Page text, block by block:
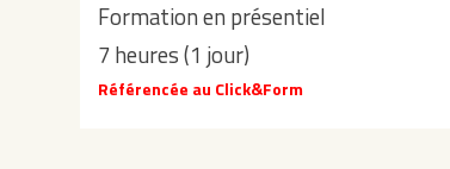
Formation en présentiel
7 heures (1 jour)
Référencée au Click&Form